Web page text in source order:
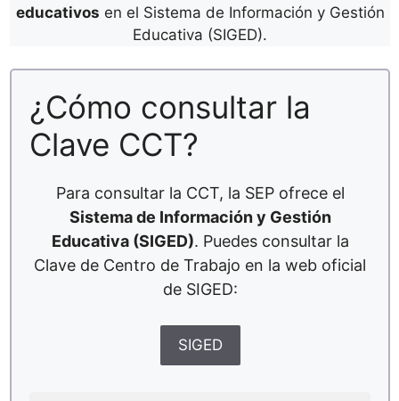
educativos en el Sistema de Información y Gestión
Educativa (SIGED).
¿Cómo consultar la
Clave CCT?
Para consultar la CCT, la SEP ofrece el
Sistema de Información y Gestión
Educativa (SIGED). Puedes consultar la
Clave de Centro de Trabajo en la web oficial
de SIGED:
SIGED